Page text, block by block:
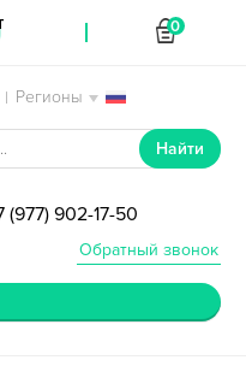
| Регионы
Найти
(977) 902-17-50
Обратный звонок
0